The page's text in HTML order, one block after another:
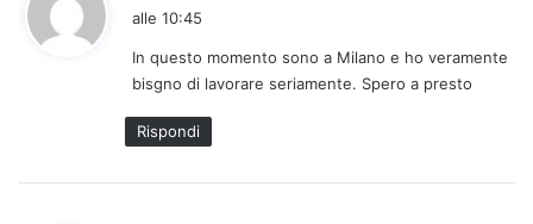
e
t
t
o
alle 10:45
In questo momento sono a Milano e ho veramente
bisgno di lavorare seriamente. Spero a presto
Rispondi